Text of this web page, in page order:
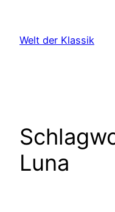
springen
Welt der Klassik
Luna